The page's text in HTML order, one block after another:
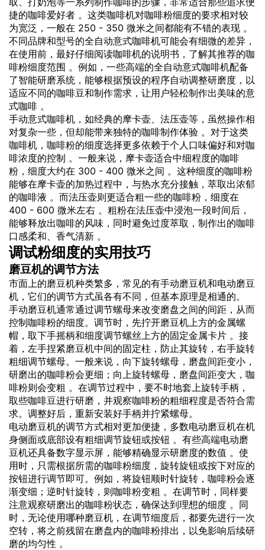
捷的咖啡爱好者 。这类咖啡机对咖啡粉细度的要求相对较
为宽泛，一般在 250 - 350 微米之间都能有不错的表现 。
不同品牌和型号的全自动意式咖啡机可能会有细微的差异，
在使用前，最好仔细阅读咖啡机的说明书，了解其推荐的咖
啡粉细度范围 。例如，一些高端的全自动意式咖啡机配备
了智能研磨系统，能够根据预设的程序自动调整研磨度，以
适应不同的咖啡豆和制作需求，让用户轻松制作出美味的意
式咖啡 。
手动意式咖啡机，如经典的摩卡壶、法压壶等，虽然操作相
对复杂一些，但却能带来独特的咖啡制作体验 。对于这类
咖啡机，咖啡粉的细度选择更多依赖于个人口味偏好和对咖
啡浓度的控制 。一般来说，摩卡壶适合中细程度的咖啡
粉，细度大约在 300 - 400 微米之间 。这种细度的咖啡粉
能够在摩卡壶的加热过程中，与热水充分接触，萃取出浓郁
的咖啡液 。而法压壶则更适合粗一些的咖啡粉，细度在
400 - 600 微米左右 。粗粉在法压壶中浸泡一段时间后，
能够释放出咖啡的风味，同时避免过度萃取，制作出的咖啡
口感柔和、香气清新 。
调试粉细度的实用技巧
磨豆机的调节方法
市面上的磨豆机种类繁多，常见的有手动磨豆机和电动磨豆
机，它们的调节方式虽各有不同，但基本原理是相通的。
手动磨豆机通常通过调节螺母来改变磨盘之间的间距，从而
控制咖啡粉的细度。调节时，先拧开磨豆机上方的金属螺
帽，取下手摇柄和细度调节螺丝上方的固定金属卡片 。接
着，左手捏紧磨豆机中间的固定柱，防止其旋转，右手旋转
粗细调节螺母。一般来说，向下旋转螺母，磨盘间距变小，
研磨出的咖啡粉会更细；向上旋转螺母，磨盘间距变大，咖
啡粉则会变粗 。在调节过程中，要不时地套上旋转手柄，
取些咖啡豆进行研磨，并观察咖啡粉的粗细程度是否符合需
求。调整好后，重新安装好手柄并拧紧螺母。
电动磨豆机的调节方式相对更加便捷，多数电动磨豆机在机
身侧面或底部设有粗细调节旋钮或按钮 。有些高端电动磨
豆机还具备数字显示屏，能够精确显示研磨度的数值 。使
用时，只需根据所需的咖啡粉细度，旋转旋钮或按下对应的
按钮进行调节即可。例如，将旋钮顺时针旋转，咖啡粉会逐
渐变细；逆时针旋转，则咖啡粉变粗 。在调节时，同样要
注意观察研磨出的咖啡粉状态，确保达到理想的细度 。同
时，无论使用哪种磨豆机，在调节细度后，都要先进行一次
空转，将之前残留在磨盘内的咖啡粉排出，以免影响后续研
磨的均匀性 。